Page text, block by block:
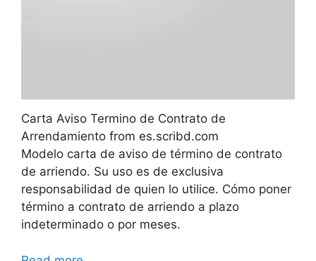
Carta Aviso Termino de Contrato de
Arrendamiento from es.scribd.com
Modelo carta de aviso de término de contrato
de arriendo. Su uso es de exclusiva
responsabilidad de quien lo utilice. Cómo poner
término a contrato de arriendo a plazo
indeterminado o por meses.